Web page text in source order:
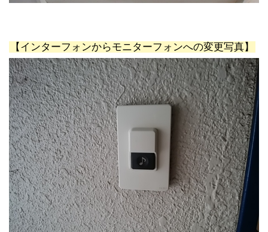
【インターフォンからモニターフォンへの変更写真】